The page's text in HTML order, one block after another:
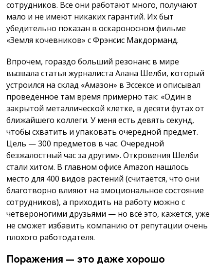
сотрудников. Все они работают много, получают
мало и не имеют никаких гарантий. Их быт
убедительно показан в оскароносном фильме
«Земля кочевников» с Фрэнсис Макдорманд.
Впрочем, гораздо больший резонанс в мире
вызвала статья журналиста Алана Шелби, который
устроился на склад «Амазон» в Эссексе и описывал
проведённое там время примерно так: «Один в
закрытой металлической клетке, в десяти футах от
ближайшего коллеги. У меня есть девять секунд,
чтобы схватить и упаковать очередной предмет.
Цель — 300 предметов в час. Очередной
безжалостный час за другим». Откровения Шелби
стали хитом. В главном офисе Amazon нашлось
место для 400 видов растений (считается, что они
благотворно влияют на эмоциональное состояние
сотрудников), а приходить на работу можно c
четвероногими друзьями — но всё это, кажется, уже
не сможет избавить компанию от репутации очень
плохого работодателя.
Поражения — это даже хорошо